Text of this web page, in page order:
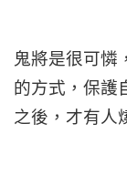
鬼將是很可憐
的方式，保護
之後，才有人